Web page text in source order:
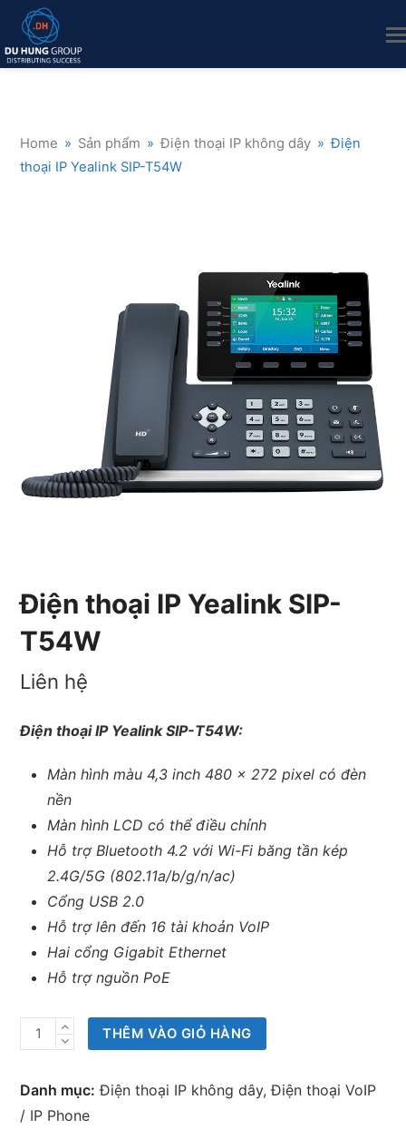
Home » Sản phẩm » Điện thoại IP không dây » Điện
thoại IP Yealink SIP-T54W
Điện thoại IP Yealink SIP-
T54W
Liên hệ
Điện thoại IP Yealink SIP-T54W:
Màn hình màu 4,3 inch 480 x 272 pixel có đèn
nền
Màn hình LCD có thể điều chỉnh
Hỗ trợ Bluetooth 4.2 với Wi-Fi băng tần kép
2.4G/5G (802.11a/b/g/n/ac)
Cổng USB 2.0
Hỗ trợ lên đến 16 tài khoản VoIP
Hai cổng Gigabit Ethernet
Hỗ trợ nguồn PoE
Điện
thoại
IP
Yealink
THÊM VÀO GIỎ HÀNG
Danh mục: Điện thoại IP không dây,Điện thoại VoIP
/ IP Phone